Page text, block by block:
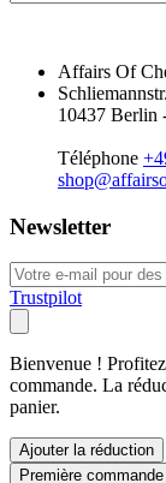
Affairs Of
10437 Berlin
Téléphone
Newsletter
Trustpilot
Bienvenue !
commande. La
panier.
Ajouter la réduction
Première